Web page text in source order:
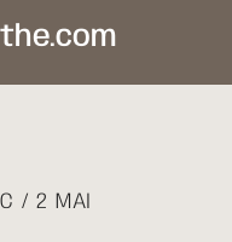
/ 2 MAI